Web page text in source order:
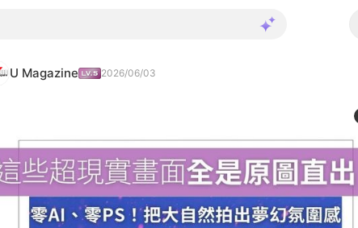
U Magazine 2026/06/03